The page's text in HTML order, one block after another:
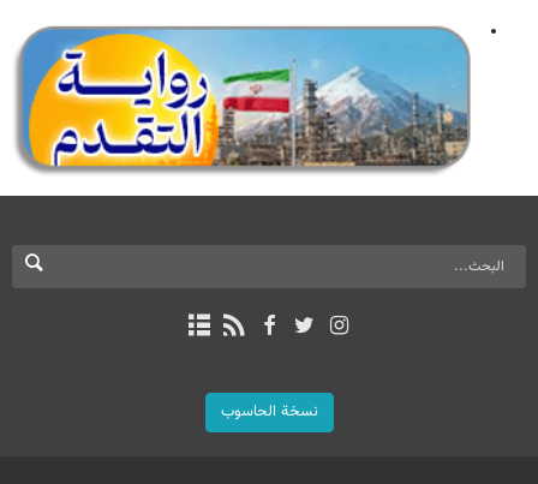
نسخة الحاسوب